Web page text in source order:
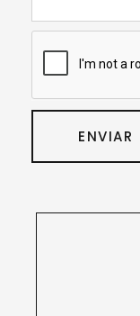
ENVIAR